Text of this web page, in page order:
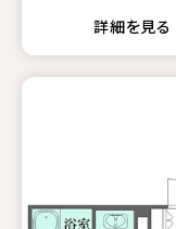
詳細を見る